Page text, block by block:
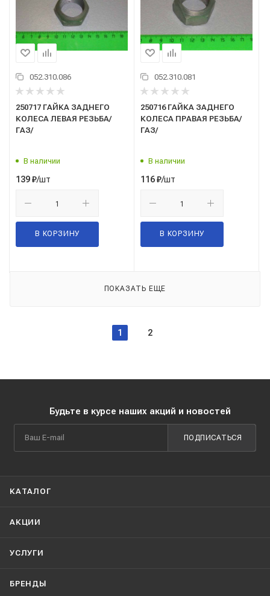
052.310.086
250717 ГАЙКА ЗАДНЕГО
КОЛЕСА ЛЕВАЯ РЕЗЬБА/
ГАЗ/
В наличии
139₽/шт
В КОРЗИНУ
052.310.081
250716 ГАЙКА ЗАДНЕГО
КОЛЕСА ПРАВАЯ РЕЗЬБА/
ГАЗ/
В наличии
116₽/шт
В КОРЗИНУ
ПОКАЗАТЬ ЕЩЕ
1 2
Будьте в курсе наших акций и новостей
ПОДПИСАТЬСЯ
КАТАЛОГ
АКЦИИ
УСЛУГИ
БРЕНДЫ